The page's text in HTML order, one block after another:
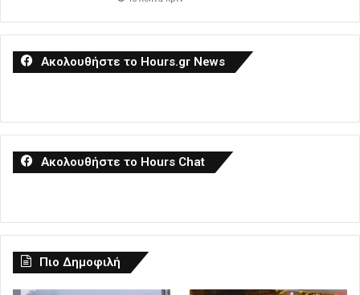
Ακολουθήστε το Hours.gr News
Ακολουθήστε το Hours Chat
Πιο Δημοφιλή